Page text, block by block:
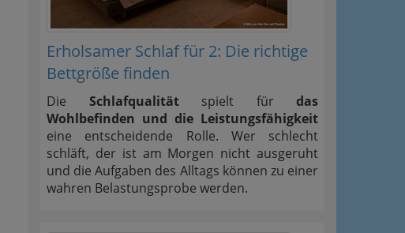
Erholsamer Schlaf für 2: Die richtige
Bettgröße finden
Die Schlafqualitätspielt für das
Wohlbefinden und die Leistungsfähigkeit
eine entscheidende Rolle. Wer schlecht
schläft, der ist am Morgen nicht ausgeruht
und die Aufgaben des Alltags können zu einer
wahren Belastungsprobe werden.